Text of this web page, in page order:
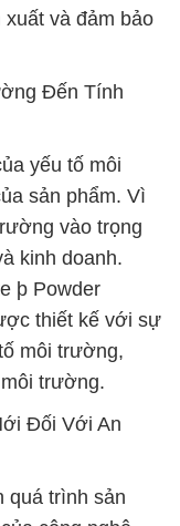
và đảm bảo
Đến Tính
yếu tố môi
sản phẩm. Vì
vào trọng
kinh doanh.
þ Powder
thiết kế với sự
môi trường,
trường.
Đối Với An
quá trình sản